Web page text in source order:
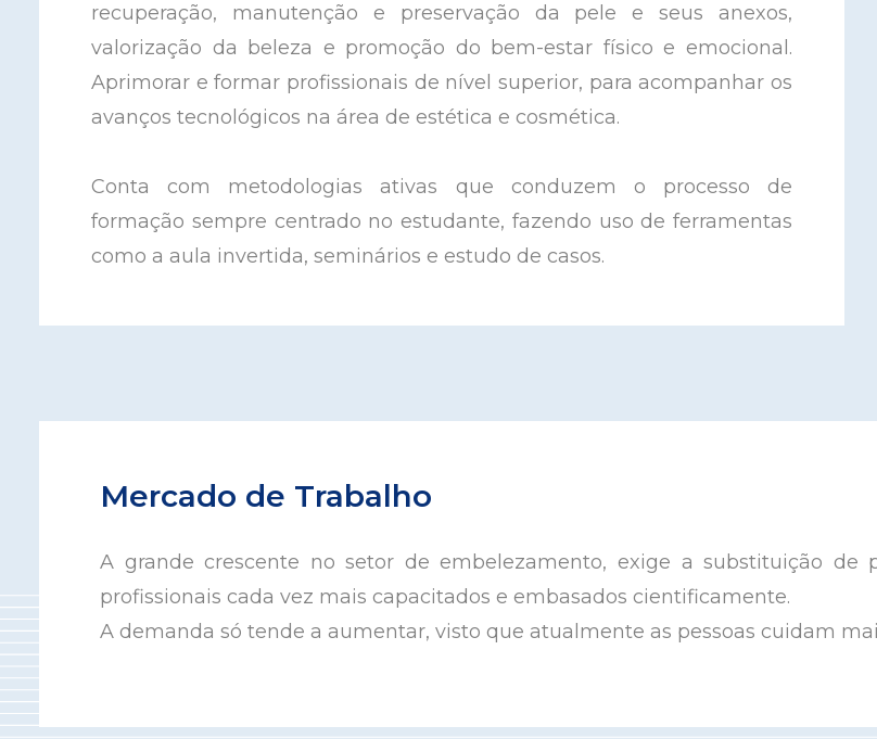
recuperação, manutenção e preservação da pele e seus anexos,
valorização da beleza e promoção do bem-estar físico e emocional.
Aprimorar e formar profissionais de nível superior, para acompanhar os
avanços tecnológicos na área de estética e cosmética.
Conta com metodologias ativas que conduzem o processo de
formação sempre centrado no estudante, fazendo uso de ferramentas
como a aula invertida, seminários e estudo de casos.
Mercado de Trabalho
A grande crescente no setor de embelezamento, exige a substituição de
profissionais cada vez mais capacitados e embasados cientificamente.
A demanda só tende a aumentar, visto que atualmente as pessoas cuidam